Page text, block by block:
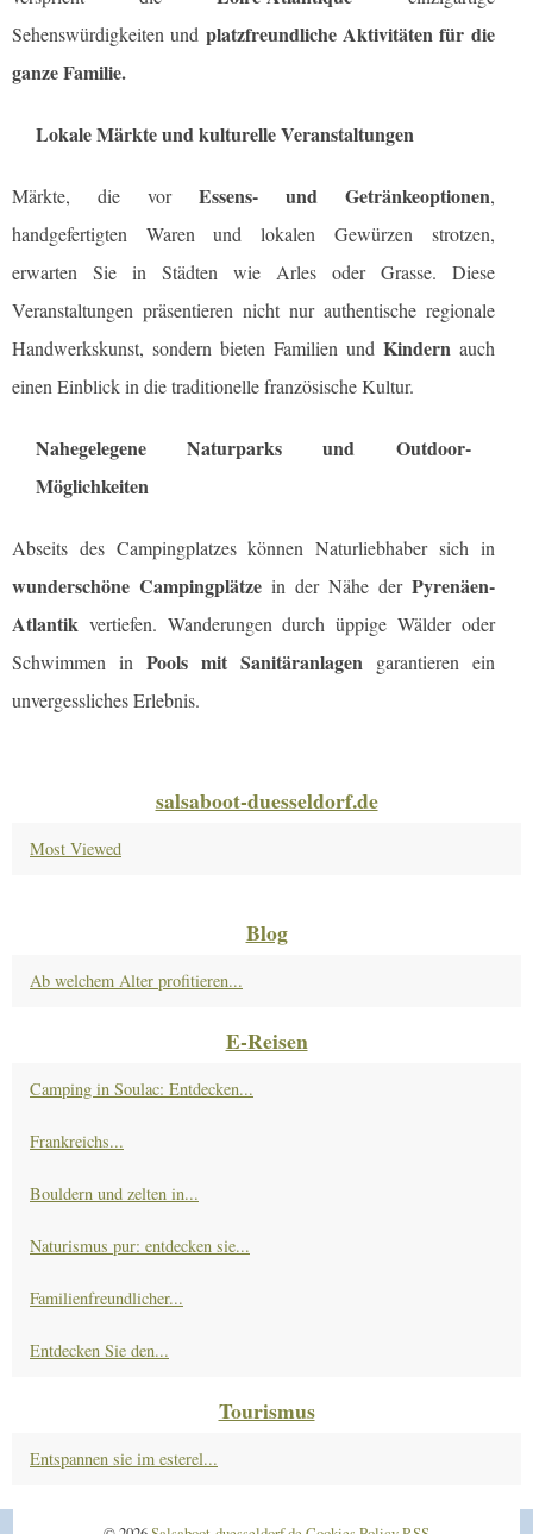
Sehenswürdigkeiten und platzfreundliche Aktivitäten für die
ganze Familie.
Lokale Märkte und kulturelle Veranstaltungen
Märkte, die vor Essens- und Getränkeoptionen,
handgefertigten Waren und lokalen Gewürzen strotzen,
erwarten Sie in Städten wie Arles oder Grasse. Diese
Veranstaltungen präsentieren nicht nur authentische regionale
Handwerkskunst, sondern bieten Familien und Kindernauch
einen Einblick in die traditionelle französische Kultur.
Nahegelegene Naturparks und Outdoor-
Möglichkeiten
Abseits des Campingplatzes können Naturliebhaber sich in
wunderschöne Campingplätzein der Nähe der Pyrenäen-
Atlantik vertiefen. Wanderungen durch üppige Wälder oder
Schwimmen in Pools mit Sanitäranlagengarantieren ein
unvergessliches Erlebnis.
salsaboot-duesseldorf.de
Most Viewed
Blog
Ab welchem Alter profitieren...
E-Reisen
Camping in Soulac: Entdecken...
Frankreichs...
Bouldern und zelten in...
Naturismus pur: entdecken sie...
Familienfreundlicher...
Entdecken Sie den...
Tourismus
Entspannen sie im esterel...